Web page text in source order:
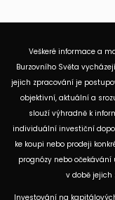
Veškeré informace a
Burzovního Světa
jejich zpracování je
objektivní, aktuální a
slouží výhradně k
individuální investiční
ke koupi nebo prodeji
prognózy nebo
v době jejich
Investování na